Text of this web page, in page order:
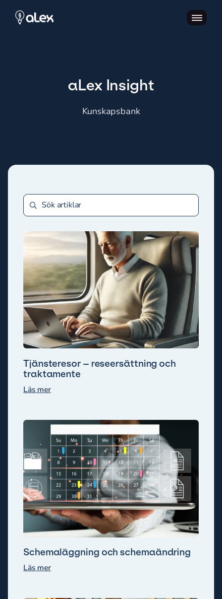
aLex Insight
Kunskapsbank
Tjänsteresor – reseersättning och
traktamente
Läs mer
Schemaläggning och schemaändring
Läs mer